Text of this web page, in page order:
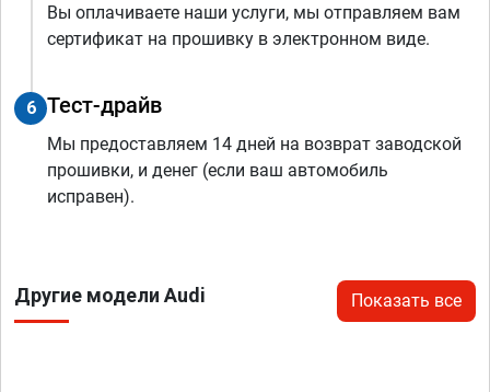
Вы оплачиваете наши услуги, мы отправляем вам
сертификат на прошивку в электронном виде.
6 Тест-драйв
Мы предоставляем 14 дней на возврат заводской
прошивки, и денег (если ваш автомобиль
исправен).
Другие модели Audi Показать все